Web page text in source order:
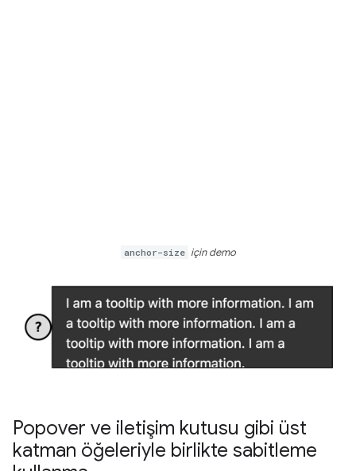
anchor-size için demo
Popover ve iletişim kutusu gibi üst
katman öğeleriyle birlikte sabitleme